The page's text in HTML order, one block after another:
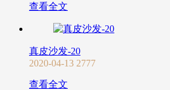
查看全文
真皮沙发-20
2020-04-13 2777
查看全文